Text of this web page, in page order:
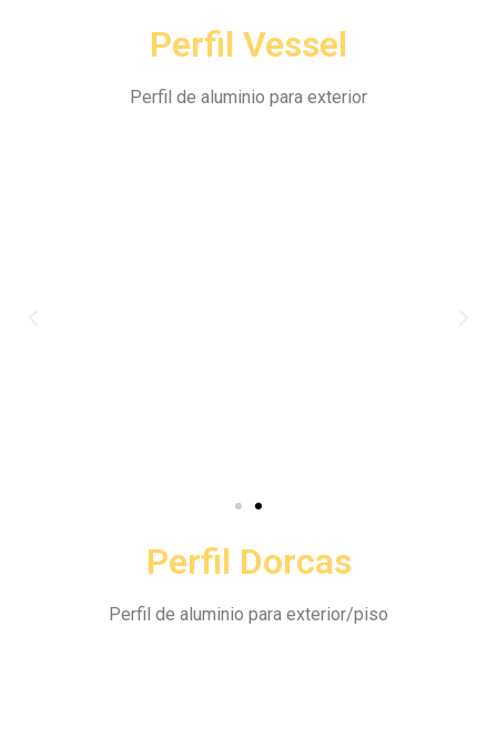
Perfil Vessel
Perfil de aluminio para exterior
Perfil Dorcas
Perfil de aluminio para exterior/piso